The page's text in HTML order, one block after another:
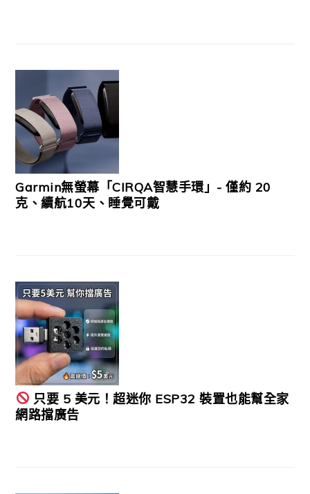
Garmin無螢幕「CIRQA智慧手環」- 僅約 20
克、續航10天、睡覺可戴
只要 5 美元！超迷你 ESP32 裝置也能幫全家
網路擋廣告